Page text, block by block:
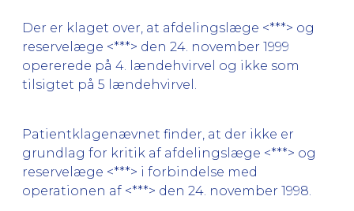
Der er klaget over, at afdelingslæge <***> og
reservelæge <***> den 24. november 1999
opererede på 4. lændehvirvel og ikke som
tilsigtet på 5 lændehvirvel.
Patientklagenævnet finder, at der ikke er
grundlag for kritik af afdelingslæge <***> og
reservelæge <***> i forbindelse med
operationen af <***> den 24. november 1998.